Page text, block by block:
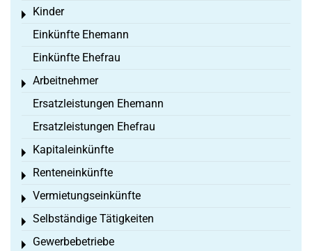
Kinder
Toggle menu
Einkünfte Ehemann
Einkünfte Ehefrau
Arbeitnehmer
Toggle menu
Ersatzleistungen Ehemann
Ersatzleistungen Ehefrau
Kapitaleinkünfte
Toggle menu
Renteneinkünfte
Toggle menu
Vermietungseinkünfte
Toggle menu
Selbständige Tätigkeiten
Toggle menu
Gewerbebetriebe
Toggle menu